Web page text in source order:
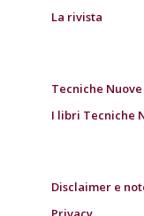
La rivista
Tecniche Nuove
I libri Tecniche
Disclaimer e